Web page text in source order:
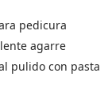
pedicura
agarre
pulido con pasta